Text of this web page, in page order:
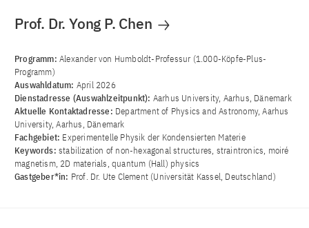
Prof. Dr. Yong P. Chen
Programm: Alexander von Humboldt-Professur (1.000-Köpfe-Plus-
Programm)
Auswahldatum: April 2026
Dienstadresse (Auswahlzeitpunkt): Aarhus University, Aarhus, Dänemark
Aktuelle Kontaktadresse: Department of Physics and Astronomy, Aarhus
University, Aarhus, Dänemark
Fachgebiet: Experimentelle Physik der Kondensierten Materie
Keywords: stabilization of non-hexagonal structures, straintronics, moiré
magnetism, 2D materials, quantum (Hall) physics
Gastgeber*in: Prof. Dr. Ute Clement (Universität Kassel, Deutschland)